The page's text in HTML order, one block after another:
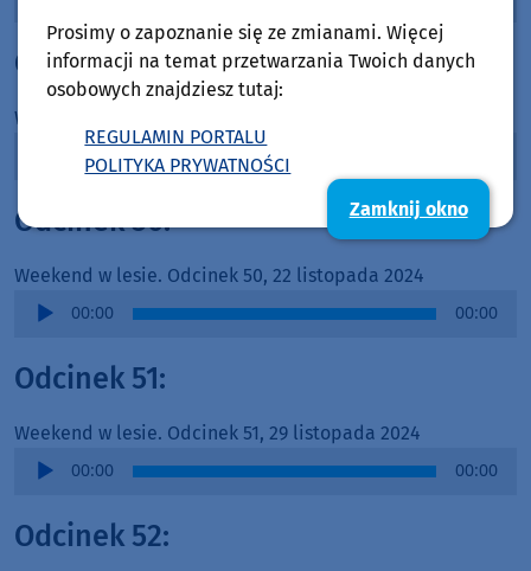
Odcinek 49:
Weekend w lesie. Odcinek 49, 15 listopada 2024
00:00
Odcinek 50:
Weekend w lesie. Odcinek 50, 22 listopada 2024
Audio
00:00 00:00
Odcinek 51:
Weekend w lesie. Odcinek 51, 29 listopada 2024
Audio
00:00 00:00
Odcinek 52:
Prosimy o zapoznanie się ze zmianami. Więcej
informacji na temat przetwarzania Twoich danych
osobowych znajdziesz tutaj:
REGULAMIN PORTALU
POLITYKA PRYWATNOŚCI
Zamknij okno